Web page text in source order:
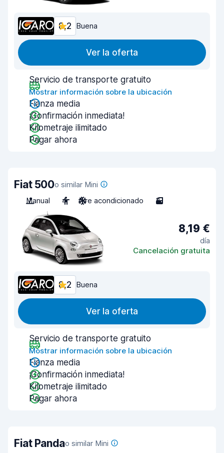
8,2 Buena
Ver la oferta
Servicio de transporte gratuito
Mostrar información sobre la ubicación
Fianza media
¡Confirmación inmediata!
Kilometraje ilimitado
Pagar ahora
Fiat 500o similar Mini
Manual
4 Aire acondicionado 3
8,19 €
día
Cancelación gratuita
8,2 Buena
Ver la oferta
Servicio de transporte gratuito
Mostrar información sobre la ubicación
Fianza media
¡Confirmación inmediata!
Kilometraje ilimitado
Pagar ahora
Fiat Pandao similar Mini